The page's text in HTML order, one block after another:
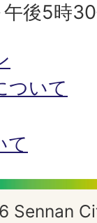
後5時
ついて
て
Sennan